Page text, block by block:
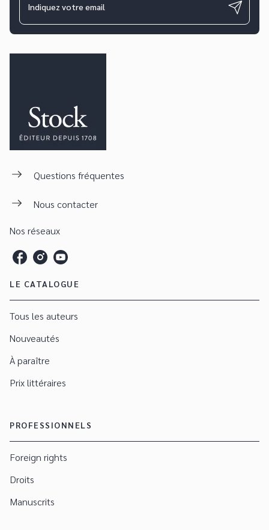
Indiquez votre email
Questions fréquentes
Nous contacter
Nos réseaux
LE CATALOGUE
Tous les auteurs
Nouveautés
À paraître
Prix littéraires
PROFESSIONNELS
Foreign rights
Droits
Manuscrits